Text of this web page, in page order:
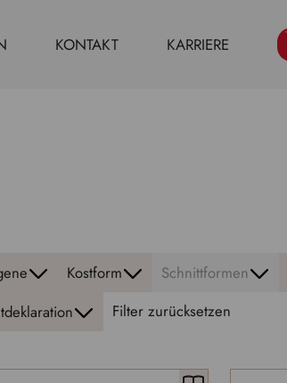
KONTAKT KARRIERE
Kostform Schnittformen
Filter zurücksetzen